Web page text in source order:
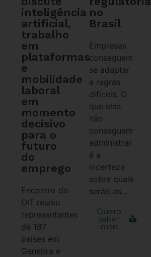
inteligência
artificial,
trabalho
em
plataformas
e
mobilidade
laboral
em
momento
decisivo
para o
futuro
do
emprego
Encontro da
OIT reuniu
representantes
de 187
países em
Genebra e
no
Brasil
Empresas
conseguem
se adaptar
a regras
difíceis. O
que elas
não
conseguem
administrar
é a
incerteza
sobre quais
serão as...
Quero
saber
mais